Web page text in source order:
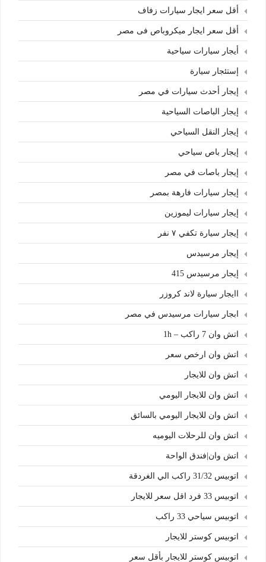
أقل سعر ايجار سيارات زفاف
أقل سعر ايجار ميكروباص فى مصر
أيجار سيارات سياحية
إستئجار سيارة
إيجار أحدث سيارات في مصر
إيجار الباصات السياحية
إيجار النقل السياحي
إيجار باص سياحي
إيجار باصات في مصر
إيجار سيارات فارهة بمصر
إيجار سيارات ليموزين
إيجار سيارة تكفي ٧ نفر
إيجار مرسيدس
إيجار مرسيدس 415
اايجار سيارة لاند كروزر
ابجار سيارات مرسيدس في مصر
اتش وان 7 راكب – 1h
اتش وان ارخص سعر
اتش وان للايجار
اتش وان للايجار اليومي
اتش وان للايجار اليومي بالسائق
اتش وان للرحلات اليوميه
اتش وان|فندق الواحة
اتوبيس 31/32 راكب الي الغردقة
اتوبيس 33 فرد اقل سعر للايجار
اتوبيس سياحي 33 راكب
اتوبيس كوستر للايجار
اتوبيس كوستر للايجار بأقل سعر